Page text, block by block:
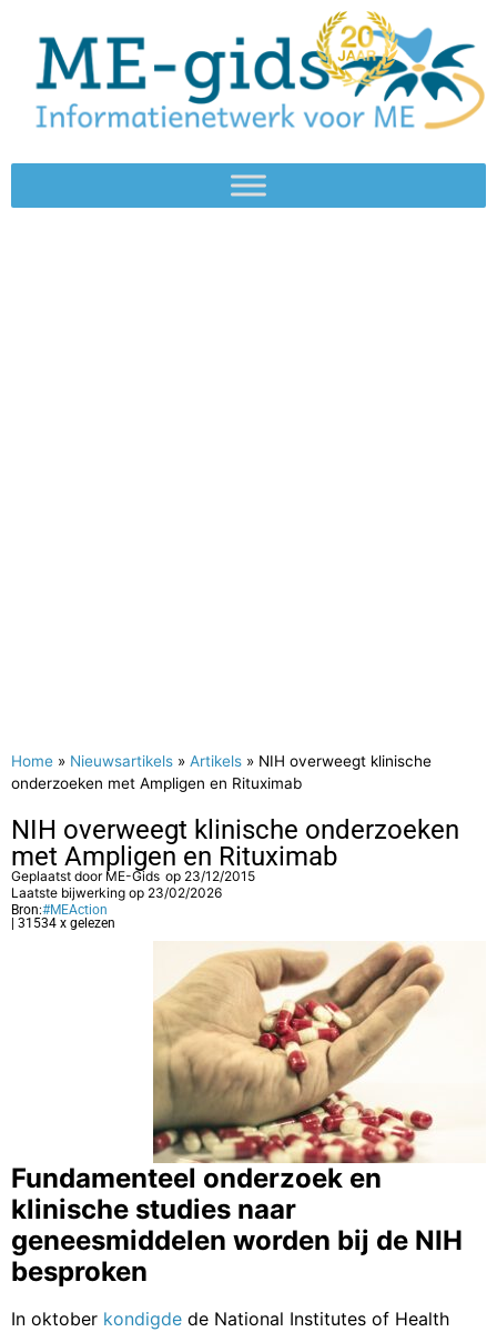
Home » Nieuwsartikels » Artikels » NIH overweegt klinische
onderzoeken met Ampligen en Rituximab
NIH overweegt klinische onderzoeken
met Ampligen en Rituximab
Geplaatst door ME-Gids op 23/12/2015
Laatste bijwerking op 23/02/2026
Bron:#MEAction
| 31534 x gelezen
Fundamenteel onderzoek en
klinische studies naar
geneesmiddelen worden bij de NIH
besproken
In oktober kondigde de National Institutes of Health